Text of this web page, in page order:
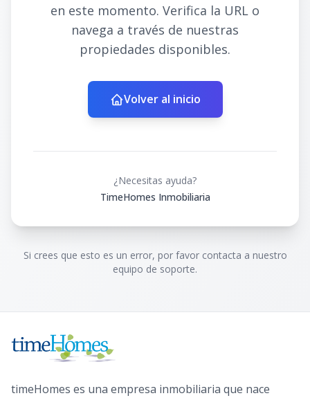
en este momento. Verifica la URL o
navega a través de nuestras
propiedades disponibles.
Volver al inicio
¿Necesitas ayuda?
TimeHomes Inmobiliaria
Si crees que esto es un error, por favor contacta a nuestro
equipo de soporte.
timeHomes es una empresa inmobiliaria que nace